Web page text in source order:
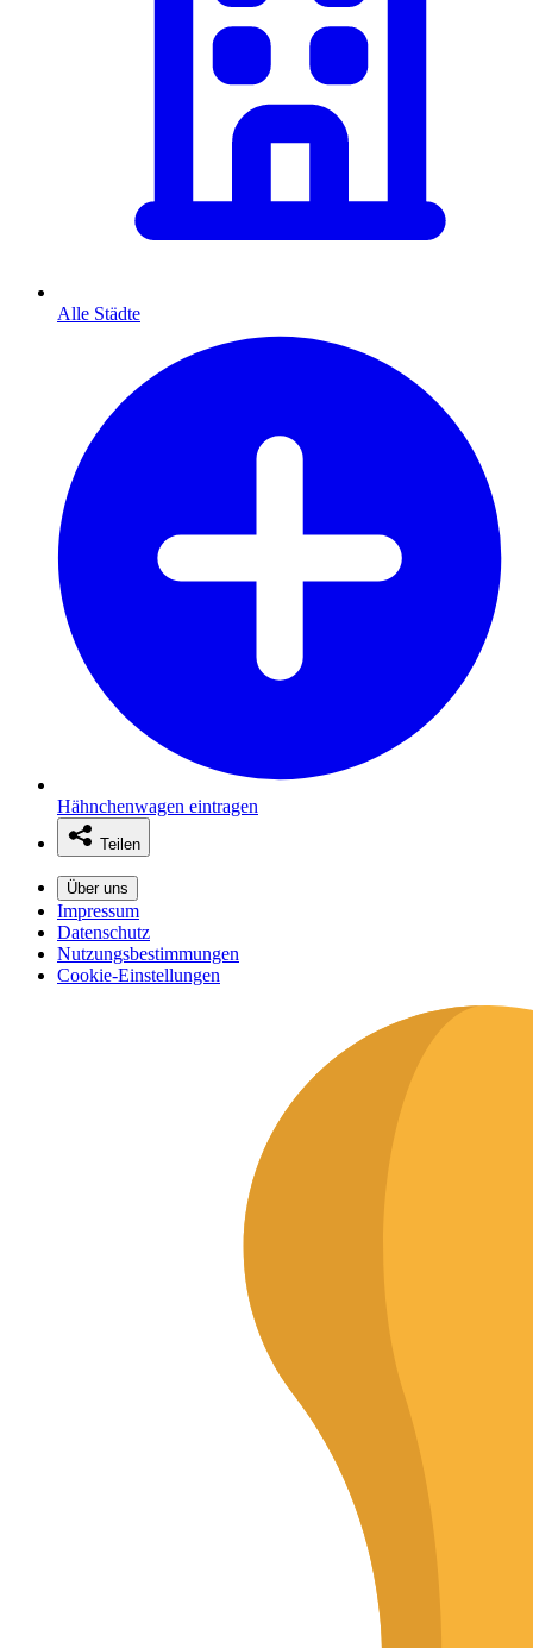
Alle Städte
Hähnchenwagen eintragen
Teilen
Über uns
Impressum
Datenschutz
Nutzungsbestimmungen
Cookie-Einstellungen